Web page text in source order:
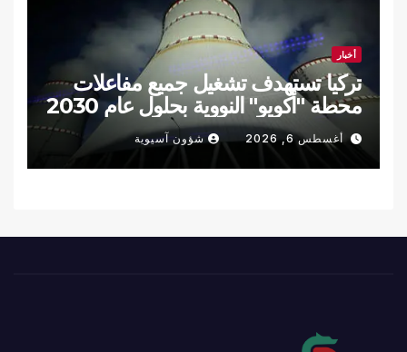
أخبار
تركيا تستهدف تشغيل جميع مفاعلات
محطة "أكويو" النووية بحلول عام 2030
أغسطس 6, 2026 شؤون آسيوية